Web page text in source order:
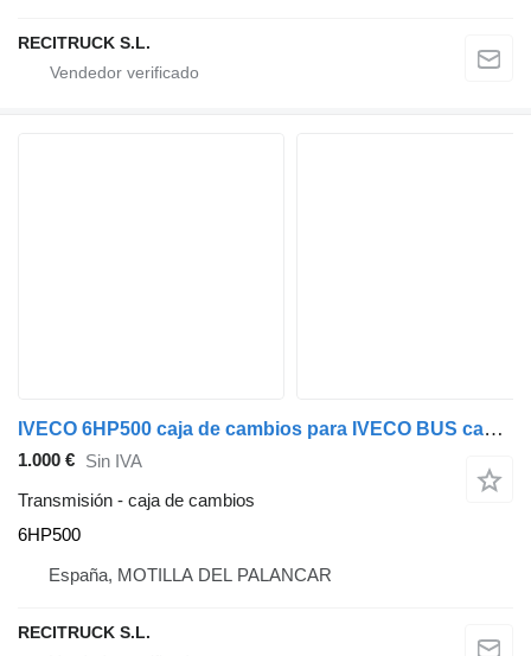
RECITRUCK S.L.
IVECO 6HP500 caja de cambios para IVECO BUS camión
1.000 € Sin IVA
Transmisión - caja de cambios
6HP500
España, MOTILLA DEL PALANCAR
RECITRUCK S.L.